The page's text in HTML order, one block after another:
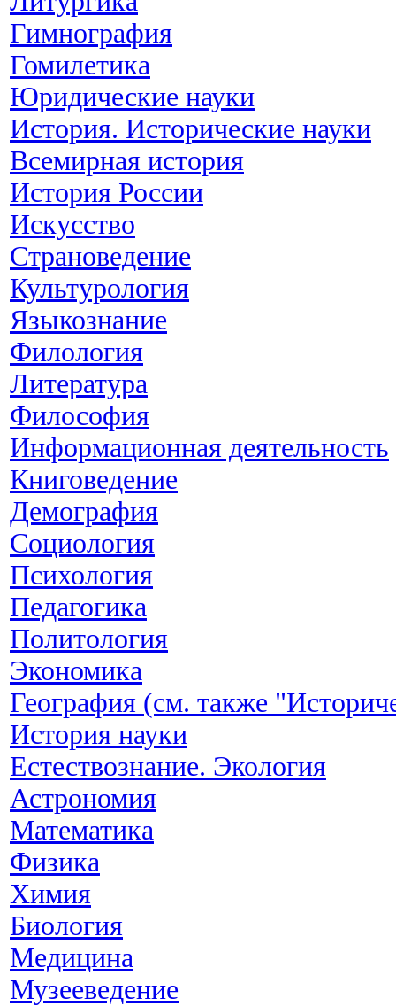
Гимнография
Гомилетика
Юридические науки
История. Исторические науки
Всемирная история
История России
Искусство
Страноведение
Культурология
Языкознание
Филология
Литература
Философия
Информационная деятельность
Книговедение
Демография
Социология
Психология
Педагогика
Политология
Экономика
География (см. также
История науки
Естествознание. Экология
Астрономия
Математика
Физика
Химия
Биология
Медицина
Музееведение